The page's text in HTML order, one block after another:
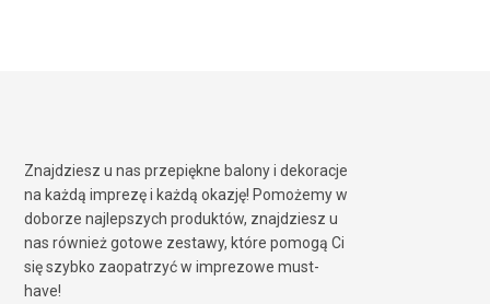
Znajdziesz u nas przepiękne balony i dekoracje
na każdą imprezę i każdą okazję! Pomożemy w
doborze najlepszych produktów, znajdziesz u
nas również gotowe zestawy, które pomogą Ci
się szybko zaopatrzyć w imprezowe must-
have!